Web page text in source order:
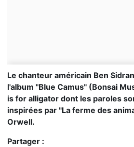
Le chanteur américain Ben
l'album "Blue Camus" (Bonsai
is for alligator dont les paroles
inspirées par "La ferme des
Orwell.
Partager :